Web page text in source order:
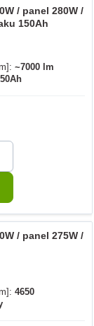
/ panel 280W /
150Ah
~7000 lm
/ panel 275W /
4650